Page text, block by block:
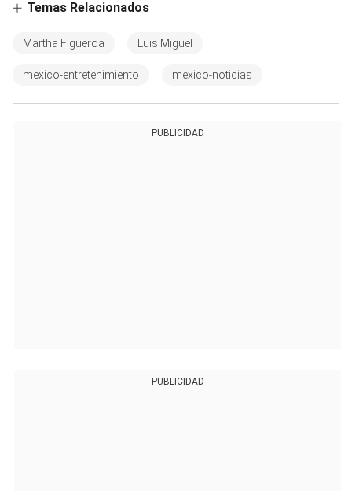
Temas Relacionados
Martha Figueroa Luis Miguel
mexico-entretenimiento mexico-noticias
PUBLICIDAD
PUBLICIDAD